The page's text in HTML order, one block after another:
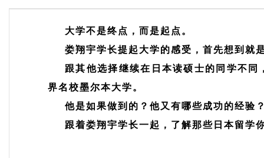
大学不是终点，而是起点。
娄翔宇学长提起大学的感受，首先想到就
跟其他选择继续在日本读硕士的同学不
界名校墨尔本大学。
他是如果做到的？他又有哪些成功的经验
跟着娄翔宇学长一起，了解那些日本留学